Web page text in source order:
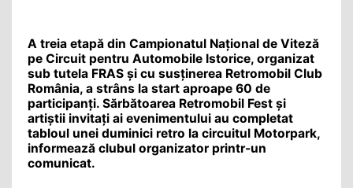
A treia etapă din Campionatul Național de Viteză
pe Circuit pentru Automobile Istorice, organizat
sub tutela FRAS și cu susținerea Retromobil Club
România, a strâns la start aproape 60 de
participanți. Sărbătoarea Retromobil Fest și
artiștii invitați ai evenimentului au completat
tabloul unei duminici retro la circuitul Motorpark,
informează clubul organizator printr-un
comunicat.